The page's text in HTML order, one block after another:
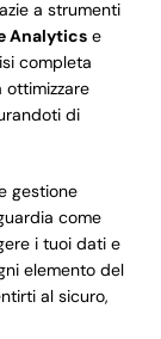
a strumenti
Analyticse
completa
ottimizzare
di
gestione
come
i tuoi dati e
elemento del
al sicuro,